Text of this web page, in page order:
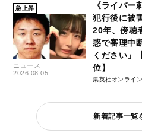
急上昇
ニュース
2026.08.05
《ライバ
犯行後に被
20年、傍聴
惑で審理中
ください」
位】
集英社オンライ
新着記事一覧